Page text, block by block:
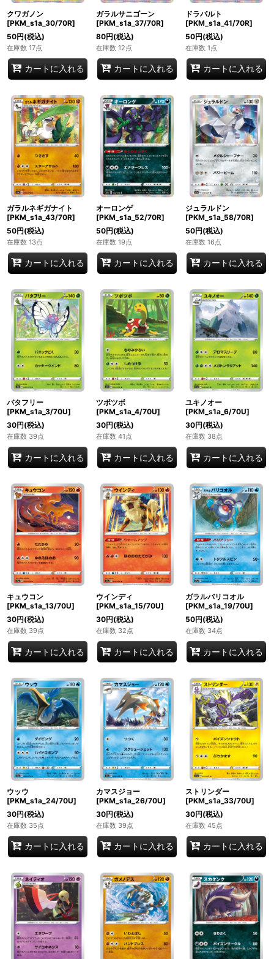
クワガノン
[PKM_s1a_30/70R]
50円(税込)
在庫数 17点
カートに入れる
ガラルサニゴーン
[PKM_s1a_37/70R]
80円(税込)
在庫数 12点
カートに入れる
ドラパルト
[PKM_s1a_41/70R]
50円(税込)
在庫数 1点
カートに入れる
ガラルネギガナイト
[PKM_s1a_43/70R]
50円(税込)
在庫数 13点
カートに入れる
オーロンゲ
[PKM_s1a_52/70R]
50円(税込)
在庫数 19点
カートに入れる
ジュラルドン
[PKM_s1a_58/70R]
50円(税込)
在庫数 16点
カートに入れる
バタフリー
[PKM_s1a_3/70U]
30円(税込)
在庫数 39点
カートに入れる
ツボツボ
[PKM_s1a_4/70U]
30円(税込)
在庫数 41点
カートに入れる
ユキノオー
[PKM_s1a_6/70U]
30円(税込)
在庫数 38点
カートに入れる
キュウコン
[PKM_s1a_13/70U]
30円(税込)
在庫数 39点
カートに入れる
ウインディ
[PKM_s1a_15/70U]
30円(税込)
在庫数 32点
カートに入れる
ガラルバリコオル
[PKM_s1a_19/70U]
50円(税込)
在庫数 34点
カートに入れる
ウッウ
[PKM_s1a_24/70U]
30円(税込)
在庫数 35点
カートに入れる
カマスジョー
[PKM_s1a_26/70U]
30円(税込)
在庫数 39点
カートに入れる
ストリンダー
[PKM_s1a_33/70U]
30円(税込)
在庫数 45点
カートに入れる